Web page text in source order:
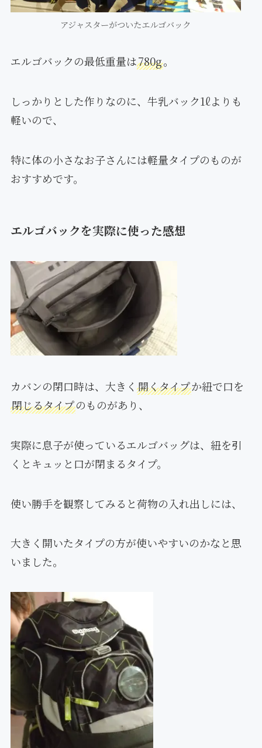
アジャスターがついたエルゴバック
エルゴバックの最低重量は780g。
しっかりとした作りなのに、牛乳バック1ℓよりも
軽いので、
特に体の小さなお子さんには軽量タイプのものが
おすすめです。
エルゴバックを実際に使った感想
カバンの閉口時は、大きく 開くタイプか紐で口を
閉じるタイプのものがあり、
実際に息子が使っているエルゴバッグは、紐を引
くとキュッと口が閉まるタイプ。
使い勝手を観察してみると荷物の入れ出しには、
大きく開いたタイプの方が使いやすいのかなと思
いました。